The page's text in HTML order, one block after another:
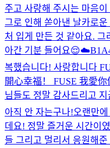
주고 사랑해 주시는 마음
그로 인해 쏟아낸 날카로
처 입게 만든 것 같아요. 그
아간 기분 들어요😌☁️
복했습니다! 사랑합니다
開心幸福！ FUSE 我愛你
님들도 정말 감사드리고
아직 안 자는구나!오랜만
데요! 정말 즐거운 시간이
들 그리고 멀리서 응원해